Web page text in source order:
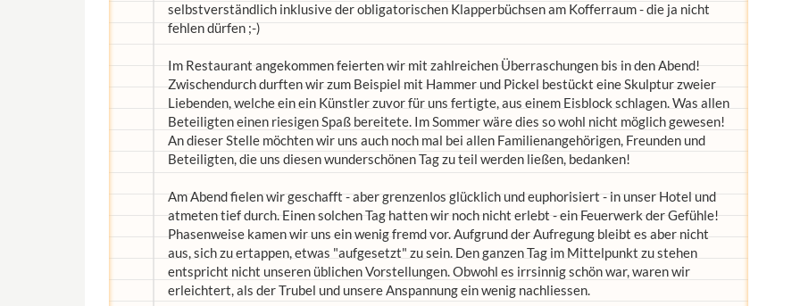
selbstverständlich inklusive der obligatorischen Klapperbüchsen am Kofferraum - die ja nicht
fehlen dürfen ;-)
Im Restaurant angekommen feierten wir mit zahlreichen Überraschungen bis in den Abend!
Zwischendurch durften wir zum Beispiel mit Hammer und Pickel bestückt eine Skulptur zweier
Liebenden, welche ein ein Künstler zuvor für uns fertigte, aus einem Eisblock schlagen. Was allen
Beteiligten einen riesigen Spaß bereitete. Im Sommer wäre dies so wohl nicht möglich gewesen!
An dieser Stelle möchten wir uns auch noch mal bei allen Familienangehörigen, Freunden und
Beteiligten, die uns diesen wunderschönen Tag zu teil werden ließen, bedanken!
Am Abend fielen wir geschafft - aber grenzenlos glücklich und euphorisiert - in unser Hotel und
atmeten tief durch. Einen solchen Tag hatten wir noch nicht erlebt - ein Feuerwerk der Gefühle!
Phasenweise kamen wir uns ein wenig fremd vor. Aufgrund der Aufregung bleibt es aber nicht
aus, sich zu ertappen, etwas "aufgesetzt" zu sein. Den ganzen Tag im Mittelpunkt zu stehen
entspricht nicht unseren üblichen Vorstellungen. Obwohl es irrsinnig schön war, waren wir
erleichtert, als der Trubel und unsere Anspannung ein wenig nachliessen.